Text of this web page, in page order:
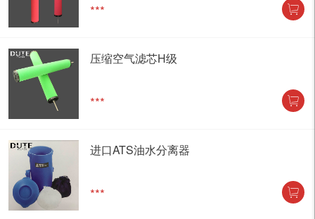
***
压缩空气滤芯H级
***
进口ATS油水分离器
***